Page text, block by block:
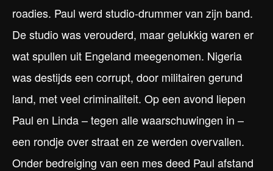
roadies. Paul werd studio-drummer van zijn band.
De studio was verouderd, maar gelukkig waren er
wat spullen uit Engeland meegenomen. Nigeria
was destijds een corrupt, door militairen gerund
land, met veel criminaliteit. Op een avond liepen
Paul en Linda – tegen alle waarschuwingen in –
een rondje over straat en ze werden overvallen.
Onder bedreiging van een mes deed Paul afstand